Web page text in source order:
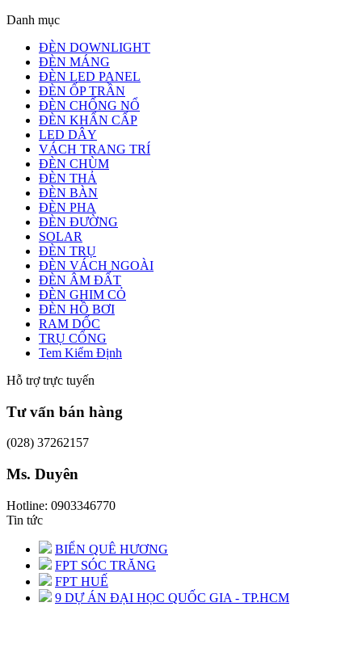
Danh mục
ĐÈN DOWNLIGHT
ĐÈN MÁNG
ĐÈN LED PANEL
ĐÈN ỐP TRẦN
ĐÈN CHỐNG NỔ
ĐÈN KHẨN CẤP
LED DÂY
VÁCH TRANG TRÍ
ĐÈN CHÙM
ĐÈN THẢ
ĐÈN BÀN
ĐÈN PHA
ĐÈN ĐƯỜNG
SOLAR
ĐÈN TRỤ
ĐÈN VÁCH NGOÀI
ĐÈN ÂM ĐẤT
ĐÈN GHIM CỎ
ĐÈN HỒ BƠI
RAM DỐC
TRỤ CỔNG
Tem Kiểm Định
Hỗ trợ trực tuyến
Tư vấn bán hàng
(028) 37262157
Ms. Duyên
Hotline: 0903346770
Tin tức
BIỂN QUÊ HƯƠNG
FPT SÓC TRĂNG
FPT HUẾ
9 DỰ ÁN ĐẠI HỌC QUỐC GIA - TP.HCM